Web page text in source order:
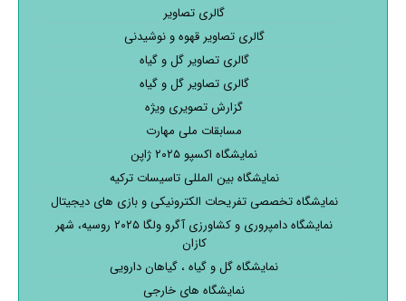
گالری تصاویر
گالری تصاویر قهوه و نوشیدنی
گالری تصاویر گل و گیاه
گالری تصاویر گل و گیاه
گزارش تصویری ویژه
مسابقات ملی مهارت
نمایشگاه اکسپو ۲۰۲۵ ژاپن
نمایشگاه بین المللی تاسیسات ترکیه
نمایشگاه تخصصی تفریحات الکترونیکی و بازی های دیجیتال
نمایشگاه دامپروری و کشاورزی آگرو ولگا ۲۰۲۵ روسیه، شهر
کازان
نمایشگاه گل و گیاه ، گیاهان دارویی
نمایشگاه های خارجی